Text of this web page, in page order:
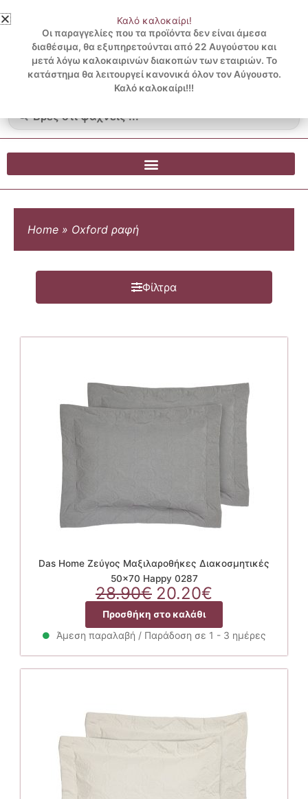
στο
περιεχόμενο
3 ΔΟΣΕΙΣ ΧΩΡΙΣ ΠΙΣΤΩΤΙΚΗ ΜΕ KLARNA
...
Λογαριασμός
Blog
0.00€
0
Cart
Home » Oxford ραφή
Φίλτρα
Das Home Ζεύγος Μαξιλαροθήκες Διακοσμητικές
50×70 Happy 0287
28.90€ Original
price
was:
28.90€.
20.20€
τρέχουσα
τιμή
είναι:
20.20€.
Προσθήκη στο καλάθι
Άμεση παραλαβή / Παράδοση σε 1 - 3 ημέρες
Καλό καλοκαίρι!
Οι παραγγελίες που τα προϊόντα δεν είναι άμεσα
διαθέσιμα, θα εξυπηρετούνται από 22 Αυγούστου και
μετά λόγω καλοκαιρινών διακοπών των εταιριών. Το
κατάστημα θα λειτουργεί κανονικά όλον τον Αύγουστο.
Καλό καλοκαίρι!!!